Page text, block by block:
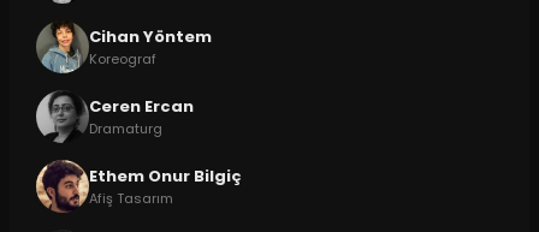
Cihan Yöntem
Koreograf
Ceren Ercan
Dramaturg
Ethem Onur Bilgiç
Afiş Tasarım